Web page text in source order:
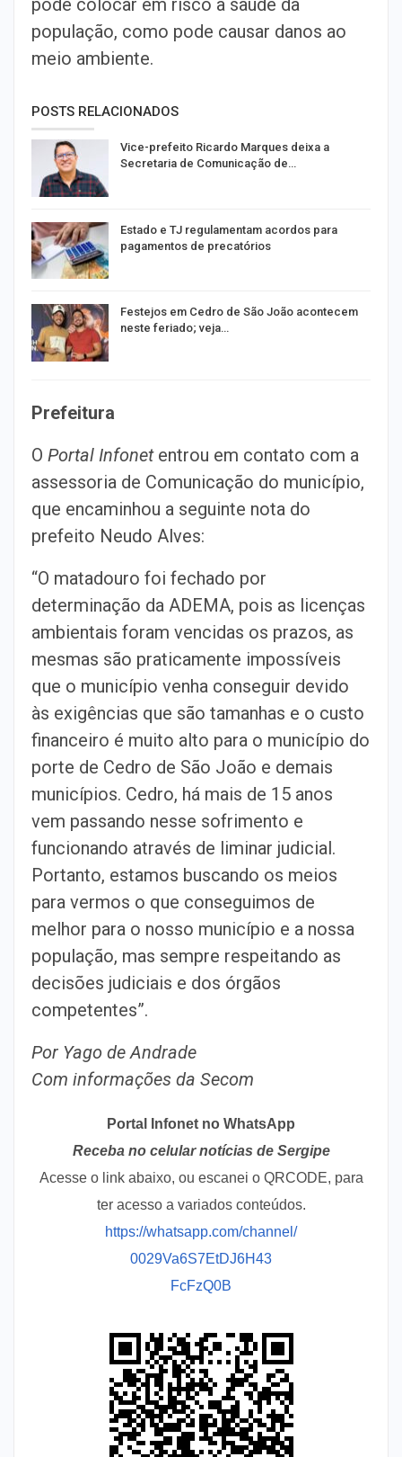
pode colocar em risco a saúde da
população, como pode causar danos ao
meio ambiente.
POSTS RELACIONADOS
Vice-prefeito Ricardo Marques deixa a
Secretaria de Comunicação de…
Estado e TJ regulamentam acordos para
pagamentos de precatórios
Festejos em Cedro de São João acontecem
neste feriado; veja…
Prefeitura
O Portal Infonetentrou em contato com a
assessoria de Comunicação do município,
que encaminhou a seguinte nota do
prefeito Neudo Alves:
“O matadouro foi fechado por
determinação da ADEMA, pois as licenças
ambientais foram vencidas os prazos, as
mesmas são praticamente impossíveis
que o município venha conseguir devido
às exigências que são tamanhas e o custo
financeiro é muito alto para o município do
porte de Cedro de São João e demais
municípios. Cedro, há mais de 15 anos
vem passando nesse sofrimento e
funcionando através de liminar judicial.
Portanto, estamos buscando os meios
para vermos o que conseguimos de
melhor para o nosso município e a nossa
população, mas sempre respeitando as
decisões judiciais e dos órgãos
competentes”.
Por Yago de Andrade
Com informações da Secom
Portal Infonet no WhatsApp
Receba no celular notícias de Sergipe
Acesse o link abaixo, ou escanei o QRCODE, para
ter acesso a variados conteúdos.
https://whatsapp.com/channel/
0029Va6S7EtDJ6H43
FcFzQ0B